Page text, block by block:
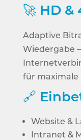
🚀 HD &
Adaptive
Wiedergabe
für maximale
🔗
Website &
Intranet &